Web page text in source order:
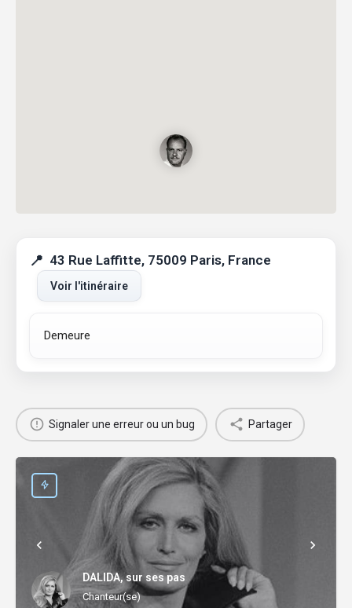
43 Rue Laffitte, 75009 Paris, France
Voir l'itinéraire
Demeure
Signaler une erreur ou un bug Partager
DALIDA, sur ses pas
Chanteur(se)